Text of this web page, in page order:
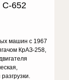
С-652
машин с 1967
КрАЗ-258,